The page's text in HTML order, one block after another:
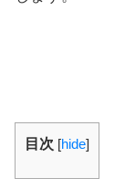
目次 [hide]